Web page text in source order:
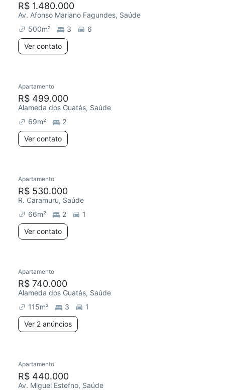
R$ 1.480.000
Av. Afonso Mariano Fagundes, Saúde
500m² 3
6
Ver contato
Redecorar
Apartamento
R$ 499.000
Alameda dos Guatás, Saúde
69m²
2
Ver contato
Redecorar
Apartamento
R$ 530.000
R. Caramuru, Saúde
66m² 2
1
Ver contato
Redecorar
Apartamento
R$ 740.000
Alameda dos Guatás, Saúde
115m² 3
1
Ver 2 anúncios
Redecorar
Apartamento
R$ 440.000
Av. Miguel Estefno, Saúde